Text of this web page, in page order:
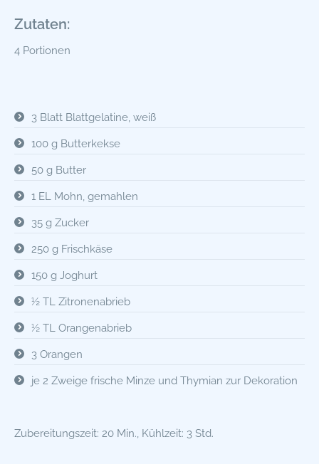
Zutaten:
4 Portionen
3 Blatt Blattgelatine, weiß
100 g Butterkekse
50 g Butter
1 EL Mohn, gemahlen
35 g Zucker
250 g Frischkäse
150 g Joghurt
½ TL Zitronenabrieb
½ TL Orangenabrieb
3 Orangen
je 2 Zweige frische Minze und Thymian zur Dekoration
Zubereitungszeit: 20 Min., Kühlzeit: 3 Std.